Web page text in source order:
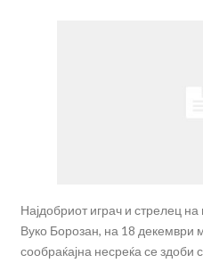
Најдобриот играч и стрелец
Вуко Борозан, на 18 декември
сообраќајна несреќа се здоби